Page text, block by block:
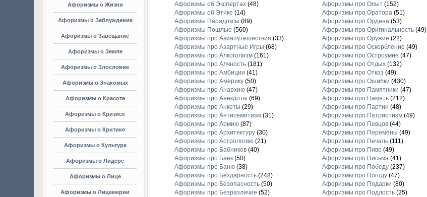
Афоризмы о Жизни
Афоризмы о Заблуждение
Афоризмы о Завещание
Афоризмы о Земле
Афоризмы о Злословие
Афоризмы о Знакомых
Афоризмы о Красоте
Афоризмы о Кризисе
Афоризмы о Критике
Афоризмы о Культуре
Афоризмы о Лидере
Афоризмы о Лице
Афоризмы о Лицемерии
Афоризмы об Экспертах(48)
Афоризмы об Этике (14)
Афоризмы Парадоксы (89)
Афоризмы Пошлые (560)
Афоризмы про Авиапутешествия (33)
Афоризмы про Азартные Игры (68)
Афоризмы про Алкоголизм(161)
Афоризмы про Алчность(181)
Афоризмы про Амбиции (41)
Афоризмы про Америку(50)
Афоризмы про Анархию(47)
Афоризмы про Анекдоты (69)
Афоризмы про Анкеты (29)
Афоризмы про Антисемитизм(31)
Афоризмы про Армию(87)
Афоризмы про Архитектуру(30)
Афоризмы про Астрологию(21)
Афоризмы про Бабников(40)
Афоризмы про Банк(50)
Афоризмы про Баню(38)
Афоризмы про Бездарность(248)
Афоризмы про Безопасность(50)
Афоризмы про Безразличие (52)
Афоризмы про Опыт(152)
Афоризмы про Оратора(51)
Афоризмы про Ордена(53)
Афоризмы про Оригинальность(49)
Афоризмы про Оружие (22)
Афоризмы про Оскорбление (49)
Афоризмы про Остроумие (47)
Афоризмы про Отдых(132)
Афоризмы про Отказ (49)
Афоризмы про Ошибки (430)
Афоризмы про Памятники (47)
Афоризмы про Память(212)
Афоризмы про Партии (48)
Афоризмы про Патриотизм(49)
Афоризмы про Певцов(44)
Афоризмы про Перемены (49)
Афоризмы про Печаль(111)
Афоризмы про Пиво(49)
Афоризмы про Письма(41)
Афоризмы про Победу(237)
Афоризмы про Погоду(47)
Афоризмы про Подарки (80)
Афоризмы про Подлость(25)